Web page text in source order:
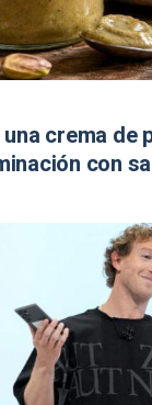
crema de
con